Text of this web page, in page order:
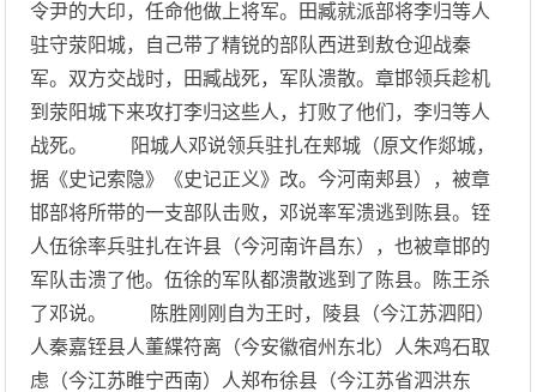
令尹的大印，任命他做上将军。田臧就派部将李归等人
驻守荥阳城，自己带了精锐的部队西进到敖仓迎战秦
军。双方交战时，田臧战死，军队溃散。章邯领兵趁机
到荥阳城下来攻打李归这些人，打败了他们，李归等人
战死。 阳城人邓说领兵驻扎在郏城（原文作郯城，
据《史记索隐》《史记正义》改。今河南郏县），被章
邯部将所带的一支部队击败，邓说率军溃逃到陈县。铚
人伍徐率兵驻扎在许县（今河南许昌东），也被章邯的
军队击溃了他。伍徐的军队都溃散逃到了陈县。陈王杀
了邓说。 陈胜刚刚自为王时，陵县（今江苏泗阳）
人秦嘉铚县人董緤符离（今安徽宿州东北）人朱鸡石取
虑（今江苏睢宁西南）人郑布徐县（今江苏省泗洪东